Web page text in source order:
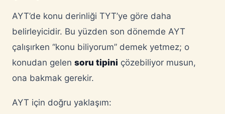
AYT’de konu derinliği TYT’ye göre daha
belirleyicidir. Bu yüzden son dönemde AYT
çalışırken “konu biliyorum” demek yetmez; o
konudan gelen soru tipini çözebiliyor musun,
ona bakmak gerekir.
AYT için doğru yaklaşım: